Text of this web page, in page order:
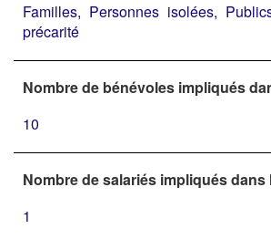
Familles, Personnes isolées,
précarité
Nombre de bénévoles impliqués
10
Nombre de salariés impliqués dans
1